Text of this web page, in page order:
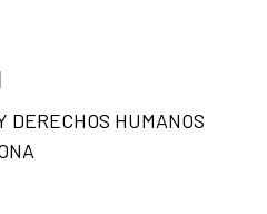
DERECHOS HUMANOS